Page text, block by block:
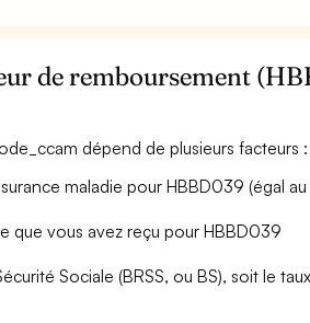
de remboursement
dépend de plusieurs facteurs :
maladie pour HBBD039 (égal au
que vous avez reçu pour HBBD039
Sociale (BRSS, ou BS), soit le